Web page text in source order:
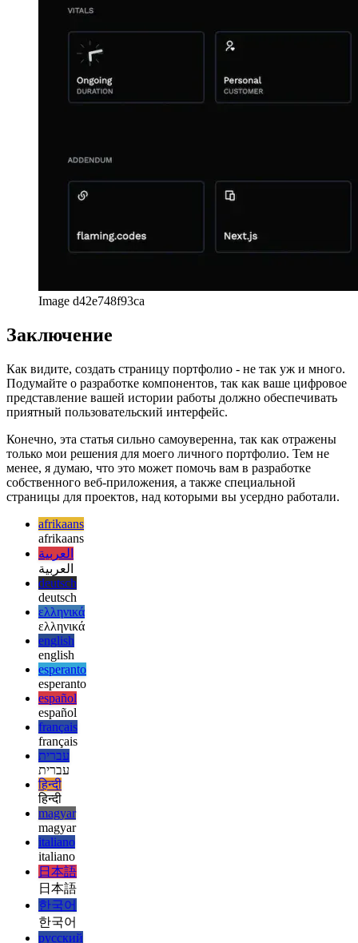
также ссылки на все другие проекты.
Image d42e748f93ca
Заключение
Как видите, создать страницу портфолио - не так уж и много.
Подумайте о разработке компонентов, так как ваше цифровое
представление вашей истории работы должно обеспечивать
приятный пользовательский интерфейс.
Конечно, эта статья сильно самоуверенна, так как отражены
только мои решения для моего личного портфолио. Тем не
менее, я думаю, что это может помочь вам в разработке
собственного веб-приложения, а также специальной
страницы для проектов, над которыми вы усердно работали.
afrikaans
afrikaans
العربية
العربية
deutsch
deutsch
ελληνικά
ελληνικά
english
english
esperanto
esperanto
español
español
français
français
עברית
עברית
हिन्दी
हिन्दी
magyar
magyar
italiano
italiano
日本語